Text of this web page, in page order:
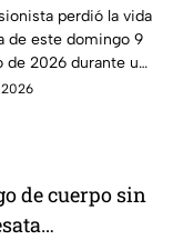
perdió la
un
en
perdió la vida
de este domingo 9
de 2026 durante un
de
de cuerpo sin